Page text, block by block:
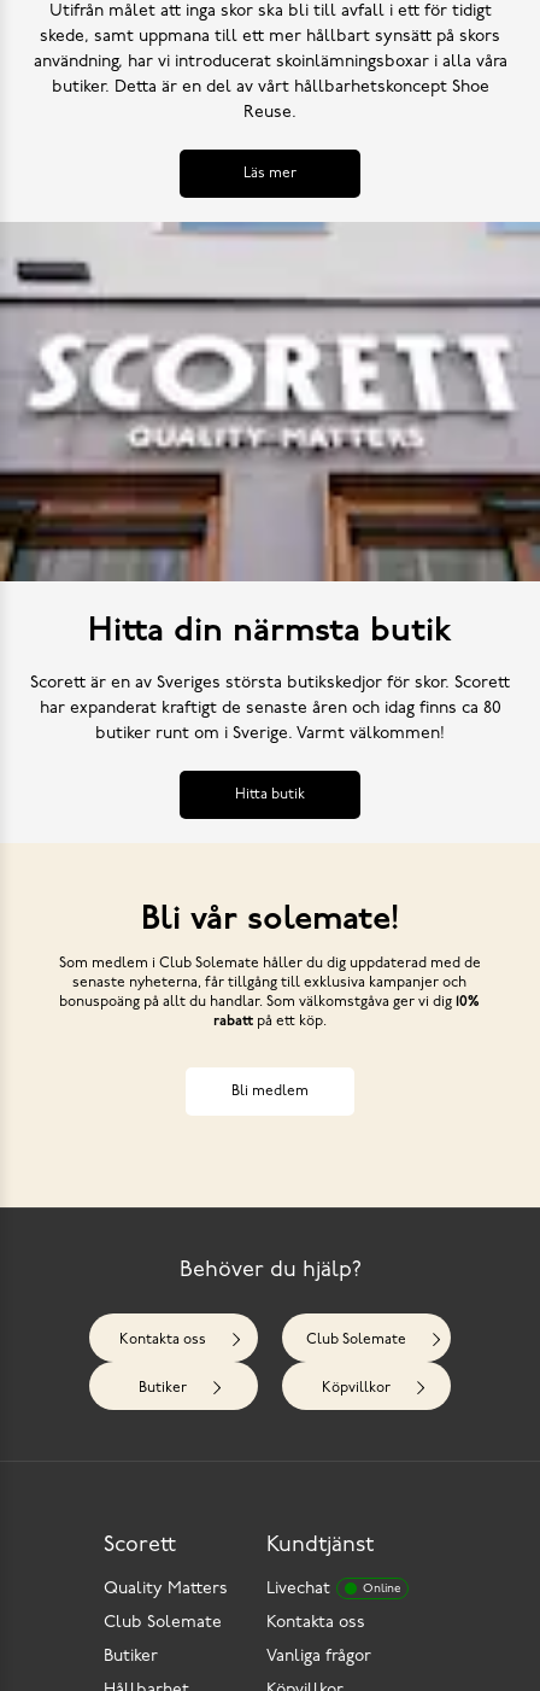
Utifrån målet att inga skor ska bli till avfall i ett för tidigt
skede, samt uppmana till ett mer hållbart synsätt på skors
användning, har vi introducerat skoinlämningsboxar i alla våra
butiker. Detta är en del av vårt hållbarhetskoncept Shoe
Reuse.
Läs mer
Hitta din närmsta butik
Scorett är en av Sveriges största butikskedjor för skor. Scorett
har expanderat kraftigt de senaste åren och idag finns ca 80
butiker runt om i Sverige. Varmt välkommen!
Hitta butik
Bli vår solemate!
Som medlem i Club Solemate håller du dig uppdaterad med de
senaste nyheterna, får tillgång till exklusiva kampanjer och
bonuspoäng på allt du handlar. Som välkomstgåva ger vi dig10%
rabattpå ett köp.
Bli medlem
Behöver du hjälp?
Kontakta oss Club Solemate
Butiker Köpvillkor
Kundtjänst
Livechat Online
Kontakta oss
Vanliga frågor
Scorett
Quality Matters
Club Solemate
Butiker